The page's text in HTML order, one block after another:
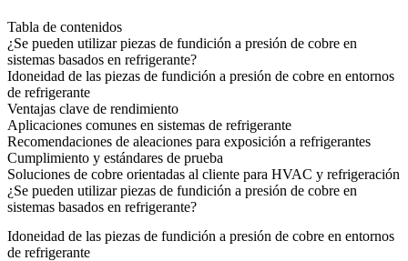
Tabla de contenidos
¿Se pueden utilizar piezas de fundición a presión de cobre en
sistemas basados en refrigerante?
Idoneidad de las piezas de fundición a presión de cobre en entornos
de refrigerante
Ventajas clave de rendimiento
Aplicaciones comunes en sistemas de refrigerante
Recomendaciones de aleaciones para exposición a refrigerantes
Cumplimiento y estándares de prueba
Soluciones de cobre orientadas al cliente para HVAC y refrigeración
¿Se pueden utilizar piezas de fundición a presión de cobre en
sistemas basados en refrigerante?
Idoneidad de las piezas de fundición a presión de cobre en entornos
de refrigerante